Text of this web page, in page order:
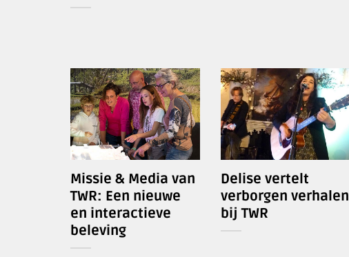
Missie & Media van
TWR: Een nieuwe
en interactieve
beleving
Delise vertelt
verborgen verhalen
bij TWR